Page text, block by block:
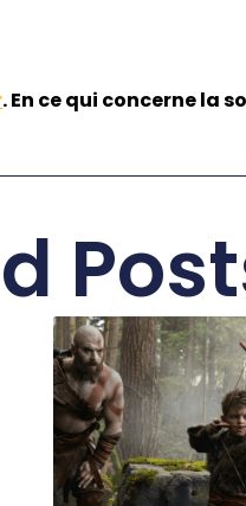
. En ce qui concerne la